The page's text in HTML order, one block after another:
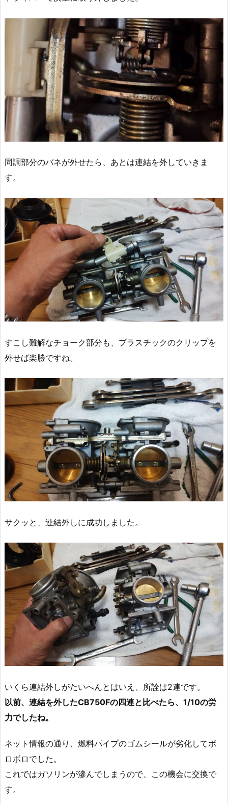
同調部分のバネが外せたら、あとは連結を外していきま
す。
すこし難解なチョーク部分も、プラスチックのクリップを
外せば楽勝ですね。
サクッと、連結外しに成功しました。
いくら連結外しがたいへんとはいえ、所詮は2連です。
以前、連結を外したCB750Fの四連と比べたら、1/10の労
力でしたね。
ネット情報の通り、燃料パイプのゴムシールが劣化してボ
ロボロでした。
これではガソリンが滲んでしまうので、この機会に交換で
す。